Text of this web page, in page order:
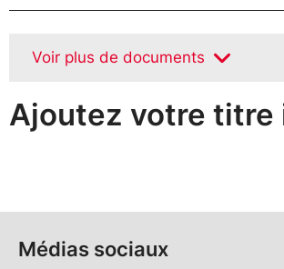
Voir plus de documents
Ajoutez votre titre
Médias sociaux